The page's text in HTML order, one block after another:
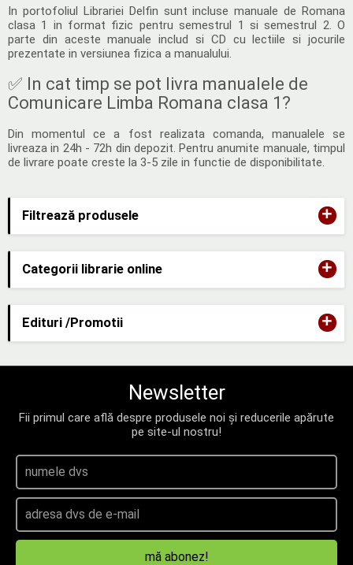
Filtrează produsele +
Categorii librarie online +
Edituri /Promotii +
In portofoliul Librariei Delfin sunt incluse manuale de Romana
clasa 1 in format fizic pentru semestrul 1 si semestrul 2. O
parte din aceste manuale includ si CD cu lectiile si jocurile
prezentate in versiunea fizica a manualului.
✅ In cat timp se pot livra manualele de
Comunicare Limba Romana clasa 1?
Din momentul ce a fost realizata comanda, manualele se
livreaza in 24h - 72h din depozit. Pentru anumite manuale, timpul
de livrare poate creste la 3-5 zile in functie de disponibilitate.
Newsletter
Fii primul care află despre produsele noi și reducerile apărute
pe site-ul nostru!
mă abonez!